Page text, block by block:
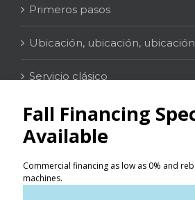
Primeros pasos
Ubicación, ubicación, ubicación
Servicio clásico
Contacto
Localizador